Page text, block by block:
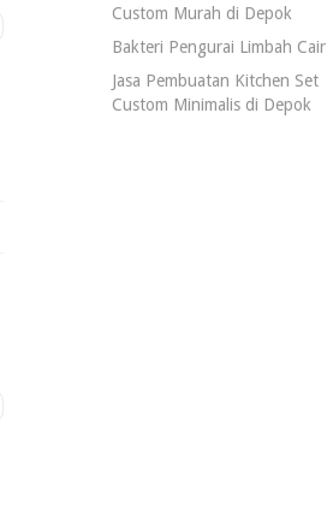
Custom Murah di Depok
Bakteri Pengurai Limbah Cair
Jasa Pembuatan Kitchen Set
Custom Minimalis di Depok